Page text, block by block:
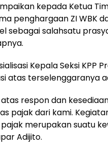
kepada Ketua
penghargaan ZI WBK
sebagai salahsatu
Kepala Seksi
atas terselenggaranya
respon dan
pajak dari kami.
merupakan suatu
Adijito.